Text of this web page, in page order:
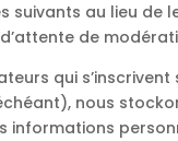
suivants au lieu de
de
qui
nous
informations